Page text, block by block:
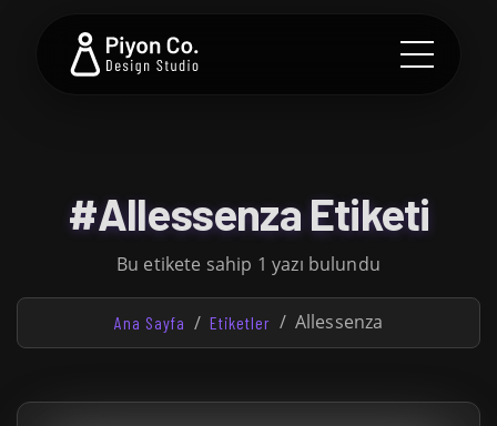
#Allessenza Etiketi
Bu etikete sahip 1 yazı bulundu
Ana Sayfa Etiketler Allessenza